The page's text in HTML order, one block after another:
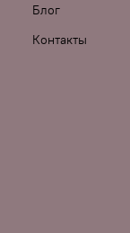
Блог
Контакты